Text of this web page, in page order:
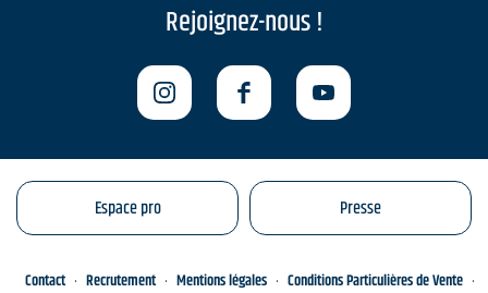
Rejoignez-nous !
Espace pro Presse
Contact Recrutement Mentions légales Conditions Particulières de Vente